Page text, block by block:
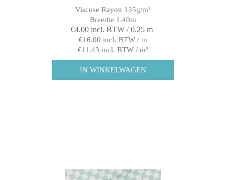
Viscose Rayon 135g/m²
Breedte 1.40m
€4.00 incl. BTW / 0.25 m
€16.00 incl. BTW / m
€11.43 incl. BTW / m²